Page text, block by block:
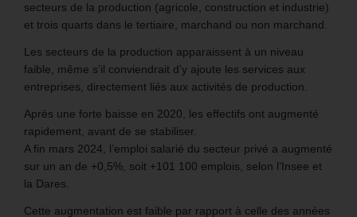
secteurs de la production (agricole, construction et industrie)
et trois quarts dans le tertiaire, marchand ou non marchand.
Les secteurs de la production apparaissent à un niveau
faible, même s’il conviendrait d’y ajoute les services aux
entreprises, directement liés aux activités de production.
Après une forte baisse en 2020, les effectifs ont augmenté
rapidement, avant de se stabiliser.
A fin mars 2024, l’emploi salarié du secteur privé a augmenté
sur un an de +0,5%, soit +101 100 emplois, selon l’Insee et
la Dares.
Cette augmentation est faible par rapport à celle des années